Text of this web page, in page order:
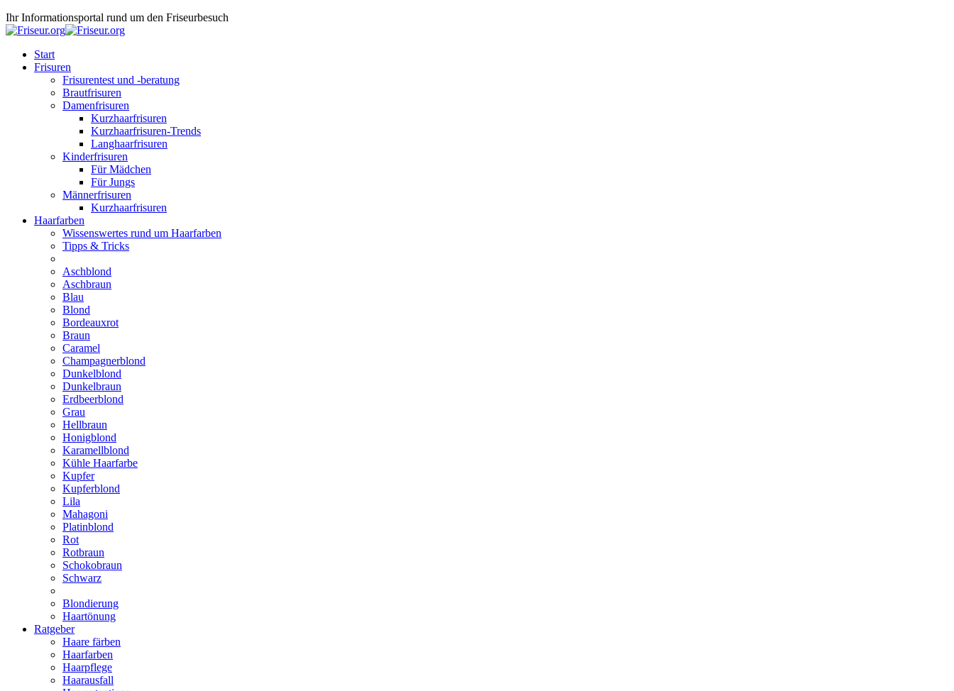
Ihr Informationsportal rund um den Friseurbesuch
Start
Frisuren
Frisurentest und -beratung
Brautfrisuren
Damenfrisuren
Kurzhaarfrisuren
Kurzhaarfrisuren-Trends
Langhaarfrisuren
Kinderfrisuren
Für Mädchen
Für Jungs
Männerfrisuren
Kurzhaarfrisuren
Haarfarben
Wissenswertes rund um Haarfarben
Tipps & Tricks
Aschblond
Aschbraun
Blau
Blond
Bordeauxrot
Braun
Caramel
Champagnerblond
Dunkelblond
Dunkelbraun
Erdbeerblond
Grau
Hellbraun
Honigblond
Karamellblond
Kühle Haarfarbe
Kupfer
Kupferblond
Lila
Mahagoni
Platinblond
Rot
Rotbraun
Schokobraun
Schwarz
Blondierung
Haartönung
Ratgeber
Haare färben
Haarfarben
Haarpflege
Haarausfall